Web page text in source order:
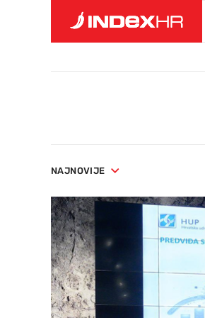
NAJNOVIJE